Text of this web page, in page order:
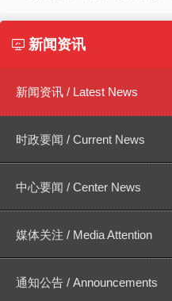
 新闻资讯
新闻资讯 / Latest News
时政要闻 / Current News
中心要闻 / Center News
媒体关注 / Media Attention
通知公告 / Announcements